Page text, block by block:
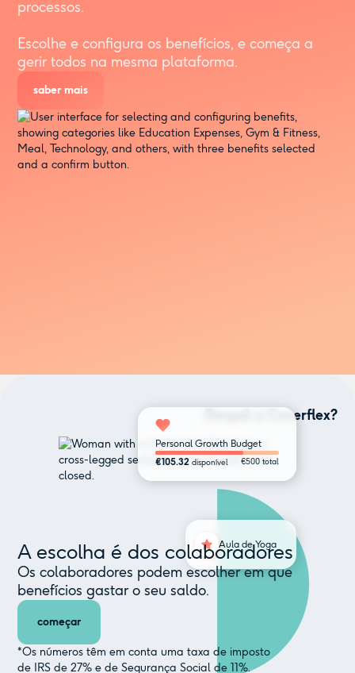
processos.
Escolhe e configura os benefícios, e começa a
gerir todos na mesma plataforma.
saber mais
Porquê a Coverflex?
A escolha é dos colaboradores
Os colaboradores podem escolher em que
benefícios gastar o seu saldo.
começar
*Os números têm em conta uma taxa de imposto
de IRS de 27% e de Segurança Social de 11%.
Aula de Yoga
Personal Growth Budget
€105.32 disponível €500 total